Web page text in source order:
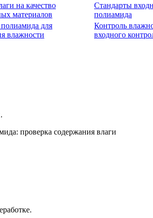
на качество
материалов
Стандарты
полиамида
для
влажности
Контроль
входного